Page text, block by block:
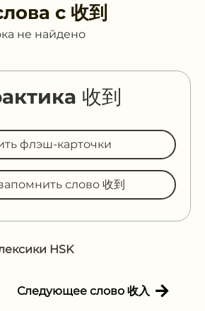
с 收到
не найдено
收到
флэш-карточки
запомнить слово 收到
HSK
Следующее слово 收入